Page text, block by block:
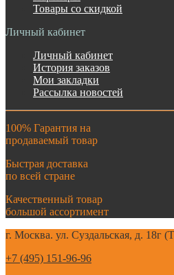
Товары со скидкой
Личный кабинет
Личный кабинет
История заказов
Мои закладки
Рассылка новостей
100% Гарантия на
продаваемый товар
Быстрая доставка
по всей стране
Качественный товар
большой ассортимент
г. Москва. ул. Суздальская, д.
+7 (495) 151-96-96